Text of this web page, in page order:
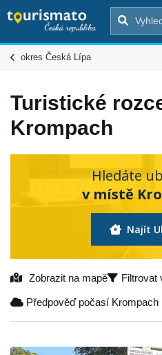
okres Česká Lípa
Turistické
Krompach
Hledáte
v místě
Najít
Zobrazit na mapě Filtrovat
Předpověď počasí Krompach